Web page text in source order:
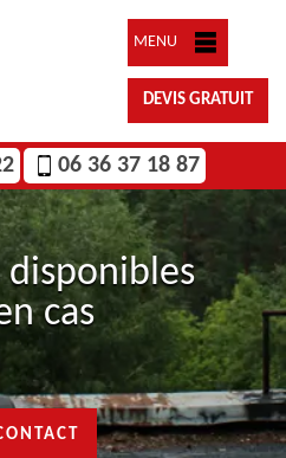
MENU
DEVIS GRATUIT
06 36 37 18 87
disponibles
cas